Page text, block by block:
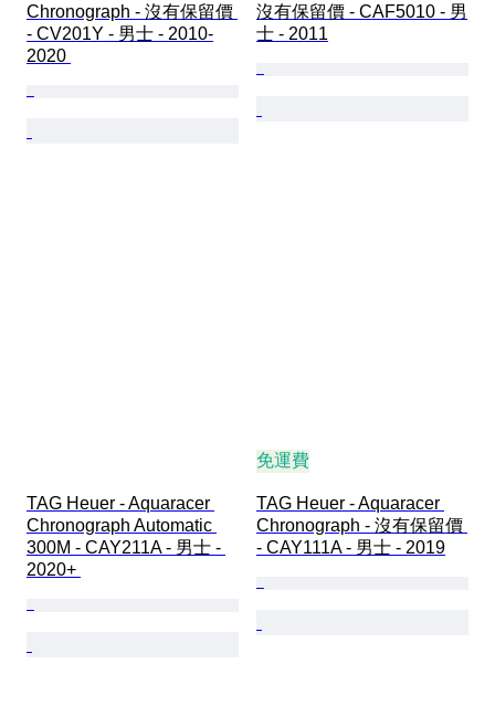
Chronograph - 沒有保留價
- CV201Y - 男士 - 2010-
2020
沒有保留價 - CAF5010 - 男
士 - 2011
TAG Heuer - Aquaracer
Chronograph Automatic
300M - CAY211A - 男士 -
2020+
免運費
TAG Heuer - Aquaracer
Chronograph - 沒有保留價
- CAY111A - 男士 - 2019